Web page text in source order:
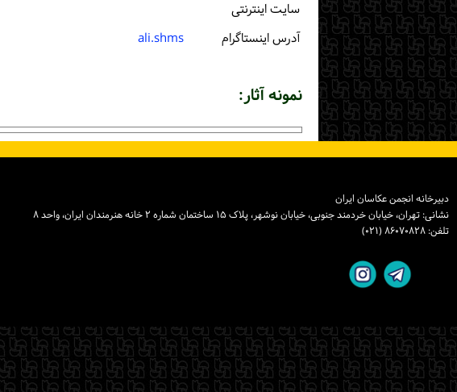
سایت اینترنتی
آدرس اینستاگرام
ali.shms
نمونه آثار:
دبیرخانه انجمن عکاسان ایران
نشانی: تهران، خیابان خردمند جنوبی، خیابان نوشهر، پلاک ۱۵ ساختمان شماره ۲ خانه هنرمندان ایران، واحد ۸
تلفن: ۸۶۰۷۰۸۲۸ (۰۲۱)